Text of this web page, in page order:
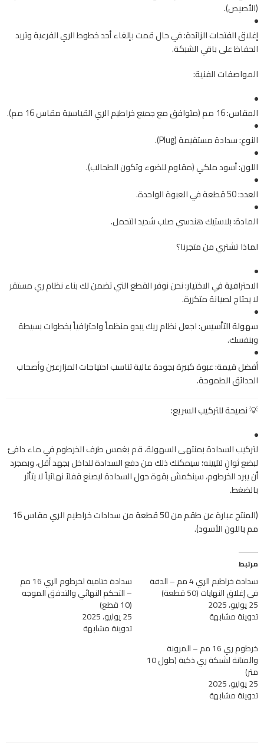
(الأصيص).
إغلاق الفتحات الزائدة:في حال قمت بإلغاء أحد خطوط الري الفرعية وتريد
الحفاظ على باقي الشبكة.
المواصفات الفنية:
المقاس:
النوع:سدادة مستقيمة (Plug).
اللون:أسود ملكي (مقاوم للضوء وتكون الطحالب).
العدد:
المادة:بلاستيك هندسي صلب شديد التحمل.
لماذا تشتري من متجرنا؟
الاحترافية في الاختيار:نحن نوفر القطع التي تضمن لك بناء نظام ري مستقر
لا يحتاج لصيانة متكررة.
سهولة التأسيس:اجعل نظام ريك يبدو منظماً واحترافياً بخطوات بسيطة
وبنفسك.
أفضل قيمة:عبوة كبيرة بجودة عالية تناسب احتياجات المزارعين وأصحاب
الحدائق الطموحة.
💡 نصيحة للتركيب السريع:
لتركيب السدادة بمنتهى السهولة، قم بغمس طرف الخرطوم في ماء دافئ
لبضع ثوانٍ لتليينه؛ سيمكنك ذلك من دفع السدادة للداخل بجهد أقل، وبمجرد
أن يبرد الخرطوم، سينكمش بقوة حول السدادة ليصنع قفلاً نهائياً لا يتأثر
بالضغط.
(المنتج عبارة عن طقم من 50 قطعة من سدادات خراطيم الري مقاس 16
مم باللون الأسود).
مرتبط
سدادة خراطيم الري 4 مم – الدقة
في إغلاق النهايات (50 قطعة)
25 يوليو، 2025
تدوينة مشابهة
سدادة ختامية لخرطوم الري 16 مم
– التحكم النهائي والتدفق الموجه
(10 قطع)
25 يوليو، 2025
تدوينة مشابهة
خرطوم ري 16 مم – المرونة
والمتانة لشبكة ري ذكية (طول 10
متر)
25 يوليو، 2025
تدوينة مشابهة